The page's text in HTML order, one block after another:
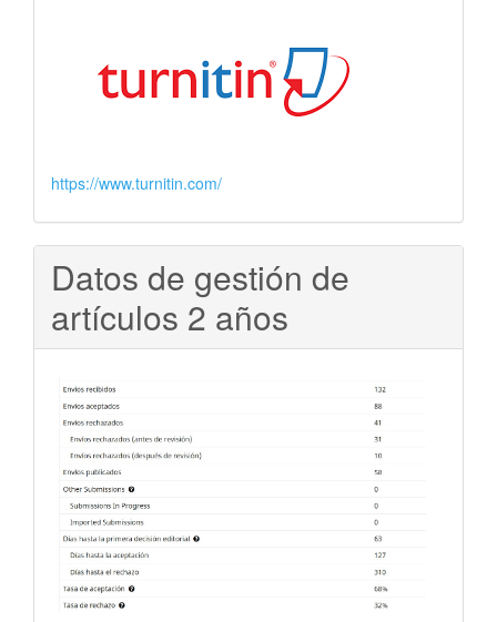
https://www.turnitin.com/
Datos de gestión de
artículos 2 años